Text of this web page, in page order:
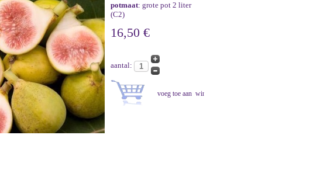
potmaat: grote pot 2 liter
(C2)
16,50 €
aantal: